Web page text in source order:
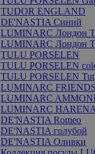
TUDOR ENGLAND
DE'NASTIA Синий
LUMINARC Лондон
LUMINARC Лондон
TULU PORSELEN
TULU PORSELEN
TULU PORSELEN
LUMINARC
LUMINARC
LUMINARC HARENA
DE'NASTIA Romeo
DE'NASTIA голубой
DE'NASTIA Оливки